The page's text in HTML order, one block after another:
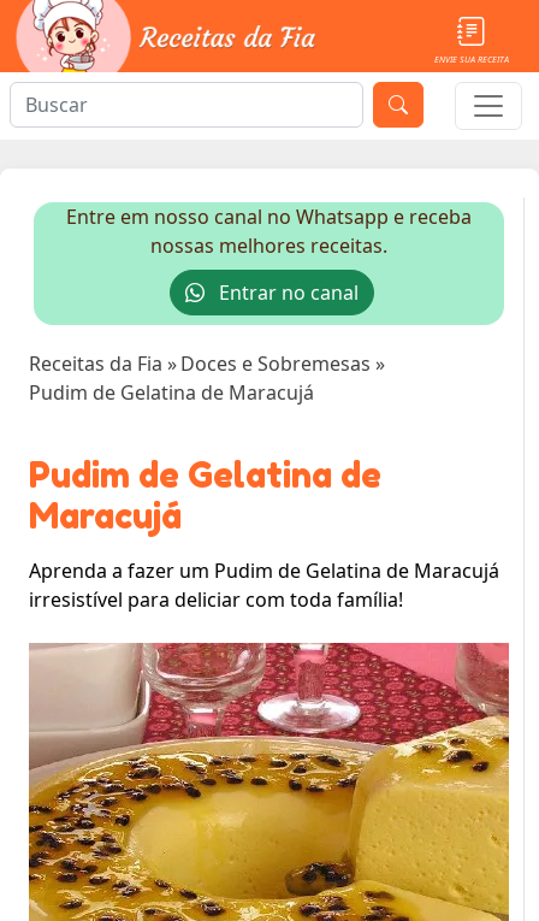
ENVIE SUA RECEITA
Entre em nosso canal no Whatsapp e receba
nossas melhores receitas.
Entrar no canal
Receitas da Fia »Doces e Sobremesas »
Pudim de Gelatina de Maracujá
Pudim de Gelatina de
Maracujá
Aprenda a fazer um Pudim de Gelatina de Maracujá
irresistível para deliciar com toda família!